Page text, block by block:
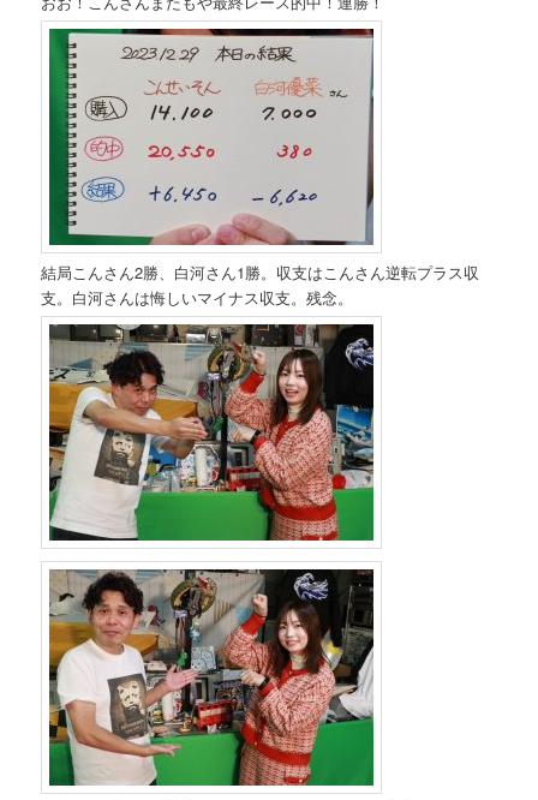
結局こんさん2勝、白河さん1勝。収支はこんさん逆転プラス収
支。白河さんは悔しいマイナス収支。残念。